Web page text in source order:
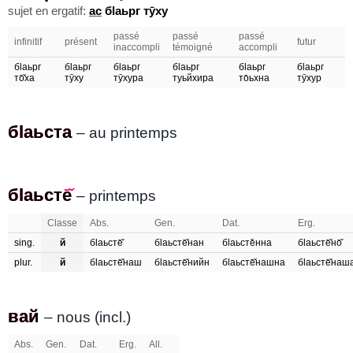
sujet en ergatif: ас бӏаьрг тӯху
infinitif présent
passé
inaccompli
passé
témoigné
passé
accompli
futur
бӏаьрг
то̄̌ха
бӏаьрг
тӯху
бӏаьрг
тӯхура
бӏаьрг
туьйхира
бӏаьрг
то̄ьхна
бӏаьрг
тӯхур
бӏаьста
бӏаьста – au printemps
бӏаьсте̄̌
бӏаьсте– printemps
Classe Abs. Gen. Dat.
Erg.
sing.
й бӏаьсте̄̌ бӏаьсте̄̌нан бӏаьсте̌нна
бӏаьсте̄̌но̄̌
plur.
й бӏаьсте̄̌наш бӏаьсте̄̌нийн бӏаьсте̄̌нашна
вай
вай – nous (incl.)
Abs. Gen. Dat. Erg.
All.